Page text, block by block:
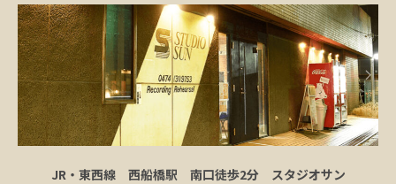
JR・東西線 西船橋駅 南口徒歩2分 スタジオサン